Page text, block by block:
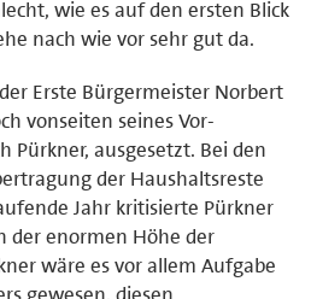
wie es auf den ersten Blick
nach wie vor sehr gut da.
Erste Bürgermeister Norbert
vonseiten seines Vor-
Pürkner, ausgesetzt. Bei den
der Haushaltsreste
Jahr kritisierte Pürkner
der enormen Höhe der
wäre es vor allem Aufgabe
gewesen, diesen